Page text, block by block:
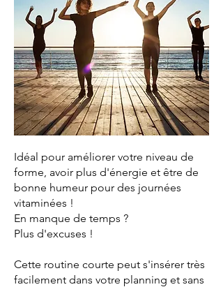
Idéal pour améliorer votre niveau de
forme, avoir plus d'énergie et être de
bonne humeur pour des journées
vitaminées !
En manque de temps ?
Plus d'excuses !
Cette routine courte peut s'insérer très
facilement dans votre planning et sans